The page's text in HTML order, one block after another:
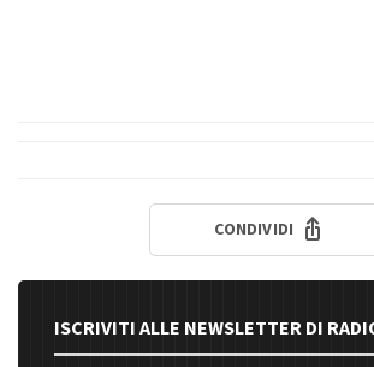
CONDIVIDI
ISCRIVITI ALLE NEWSLETTER DI